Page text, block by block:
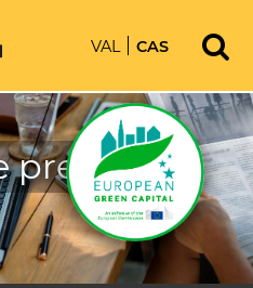
VAL CAS
prensa